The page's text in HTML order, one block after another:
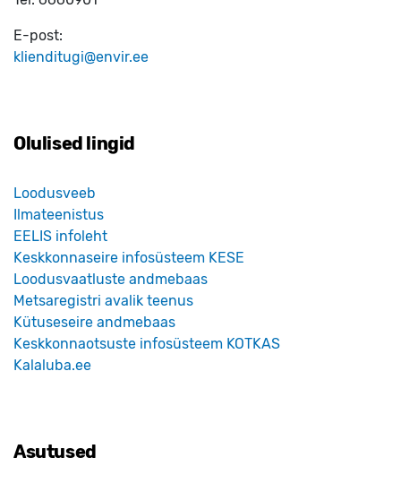
E-post:
klienditugi@envir.ee
Olulised lingid
Loodusveeb
Ilmateenistus
EELIS infoleht
Keskkonnaseire infosüsteem KESE
Loodusvaatluste andmebaas
Metsaregistri avalik teenus
Kütuseseire andmebaas
Keskkonnaotsuste infosüsteem KOTKAS
Kalaluba.ee
Asutused